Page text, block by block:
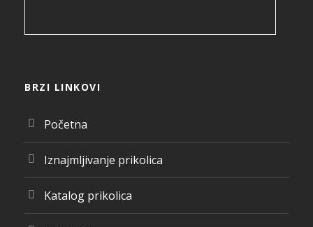
BRZI LINKOVI
Početna
Iznajmljivanje prikolica
Katalog prikolica